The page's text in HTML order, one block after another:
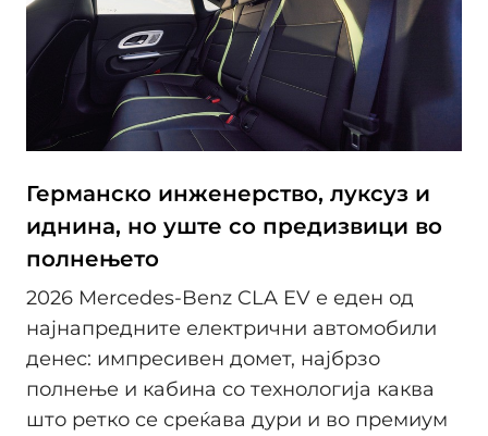
Германско инженерство, луксуз и
иднина, но уште со предизвици во
полнењето
2026 Mercedes-Benz CLA EV е еден од
најнапредните електрични автомобили
денес: импресивен домет, најбрзо
полнење и кабина со технологија каква
што ретко се среќава дури и во премиум